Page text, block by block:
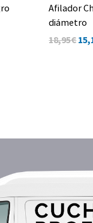
Afilador
diámetro
18,95€